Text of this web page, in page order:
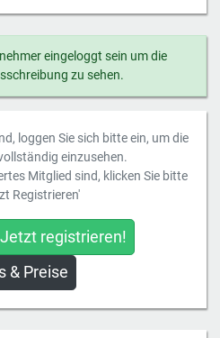
eingeloggt sein um die
zu sehen.
loggen Sie sich bitte ein, um die
einzusehen.
Mitglied sind, klicken Sie bitte
Registrieren'
Jetzt registrieren!
& Preise